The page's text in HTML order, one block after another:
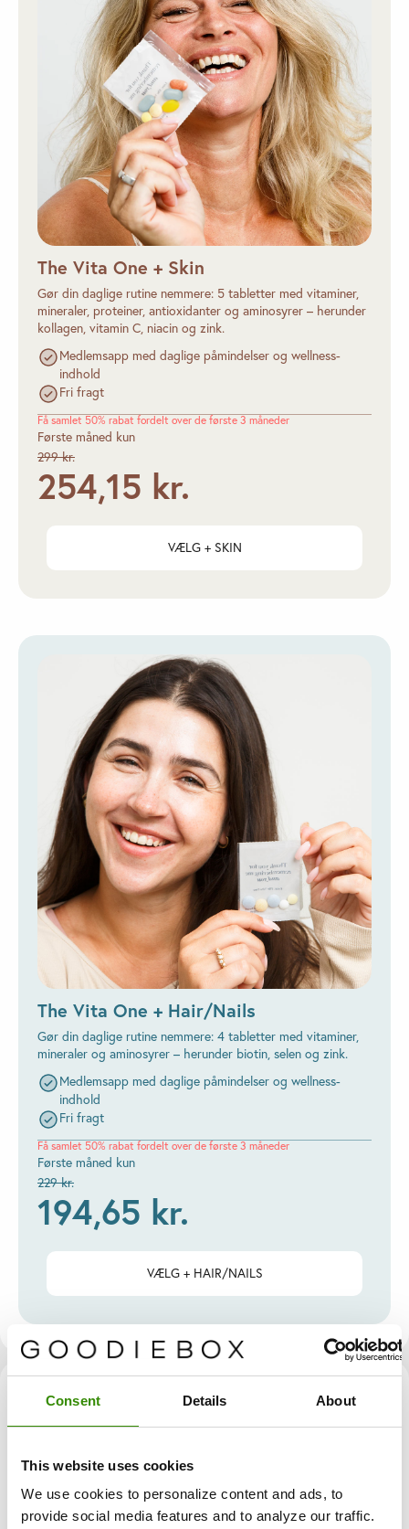
Consent Details About
This website uses cookies
We use cookies to personalize content and ads, to
provide social media features and to analyze our traffic.
The Vita One + Skin
Gør din daglige rutine nemmere: 5 tabletter med vitaminer,
mineraler, proteiner, antioxidanter og aminosyrer – herunder
kollagen, vitamin C, niacin og zink.
Medlemsapp med daglige påmindelser og wellness-
indhold
Fri fragt
Få samlet 50% rabat fordelt over de første 3 måneder
Første måned kun
299 kr.
254,15 kr.
VÆLG + SKIN
The Vita One + Hair/Nails
Gør din daglige rutine nemmere: 4 tabletter med vitaminer,
mineraler og aminosyrer – herunder biotin, selen og zink.
Medlemsapp med daglige påmindelser og wellness-
indhold
Fri fragt
Få samlet 50% rabat fordelt over de første 3 måneder
Første måned kun
229 kr.
194,65 kr.
VÆLG + HAIR/NAILS
Vil du gøre det nemmere at
holde styr på dine vitaminer?
abonnement, der passer bedst til din livsstil.